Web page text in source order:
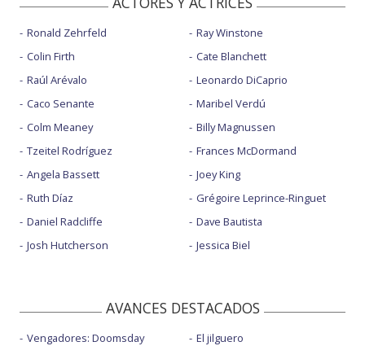
Ronald Zehrfeld
Colin Firth
Raúl Arévalo
Caco Senante
Colm Meaney
Tzeitel Rodríguez
Angela Bassett
Ruth Díaz
Daniel Radcliffe
Josh Hutcherson
Ray Winstone
Cate Blanchett
Leonardo DiCaprio
Maribel Verdú
Billy Magnussen
Frances McDormand
Joey King
Grégoire Leprince-Ringuet
Dave Bautista
Jessica Biel
AVANCES DESTACADOS
Vengadores: Doomsday
El jilguero